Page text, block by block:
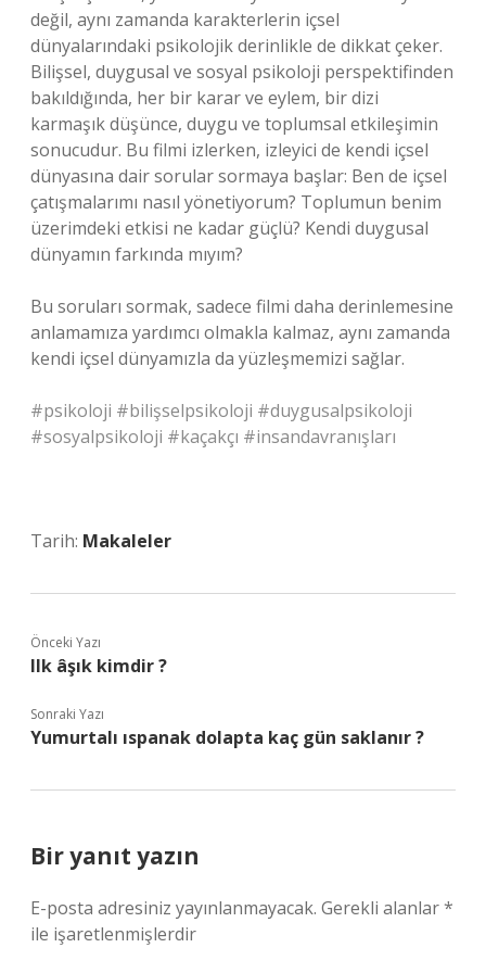
değil, aynı zamanda karakterlerin içsel
dünyalarındaki psikolojik derinlikle de dikkat çeker.
Bilişsel, duygusal ve sosyal psikoloji perspektifinden
bakıldığında, her bir karar ve eylem, bir dizi
karmaşık düşünce, duygu ve toplumsal etkileşimin
sonucudur. Bu filmi izlerken, izleyici de kendi içsel
dünyasına dair sorular sormaya başlar: Ben de içsel
çatışmalarımı nasıl yönetiyorum? Toplumun benim
üzerimdeki etkisi ne kadar güçlü? Kendi duygusal
dünyamın farkında mıyım?
Bu soruları sormak, sadece filmi daha derinlemesine
anlamamıza yardımcı olmakla kalmaz, aynı zamanda
kendi içsel dünyamızla da yüzleşmemizi sağlar.
#psikoloji #bilişselpsikoloji #duygusalpsikoloji
#sosyalpsikoloji #kaçakçı #insandavranışları
Tarih: Makaleler
Önceki Yazı
Ilk âşık kimdir ?
Sonraki Yazı
Yumurtalı ıspanak dolapta kaç gün saklanır ?
Bir yanıt yazın
E-posta adresiniz yayınlanmayacak. Gerekli alanlar*
ile işaretlenmişlerdir